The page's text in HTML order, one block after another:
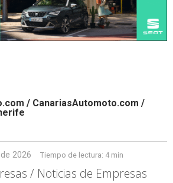
/ CanariasAutomoto.com /
2026 Tiempo de lectura: 4 min
/ Noticias de Empresas